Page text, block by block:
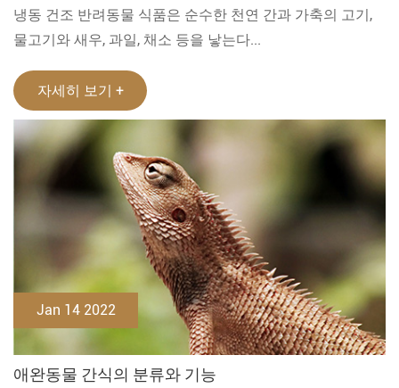
냉동 건조 반려동물 식품은 순수한 천연 간과 가축의 고기,
물고기와 새우, 과일, 채소 등을 낳는다...
자세히 보기 +
Jan 14 2022
애완동물 간식의 분류와 기능